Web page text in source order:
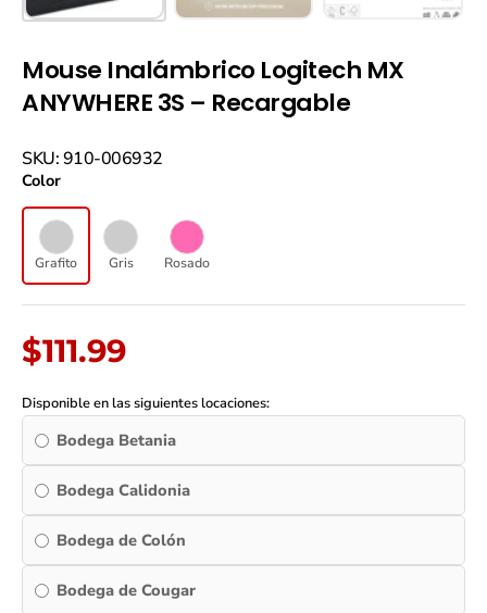
Mouse Inalámbrico Logitech MX
ANYWHERE 3S – Recargable
SKU: 910-006932
Color
Grafito Gris Rosado
$111.99
Disponible en las siguientes locaciones:
Bodega Betania
Bodega Calidonia
Bodega de Colón
Bodega de Cougar
Inalámbrico
Logitech
MX
ANYWHERE